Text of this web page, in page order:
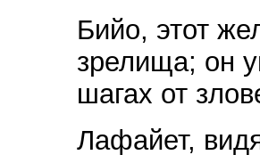
Бийо, этот
зрелища; он
шагах от
Лафайет,